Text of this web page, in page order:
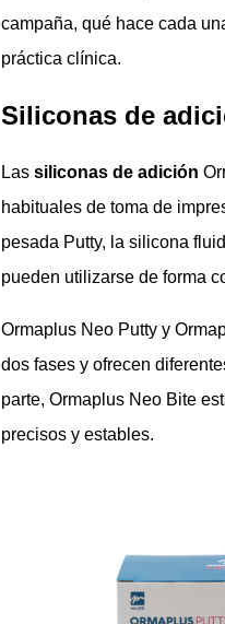
campaña, qué hace cada
práctica clínica.
Siliconas de
Lassiliconas de adición
habituales de toma de
pesada Putty, la silicona
pueden utilizarse de forma
Ormaplus Neo Putty y
dos fases y ofrecen
parte, Ormaplus Neo Bite
precisos y estables.